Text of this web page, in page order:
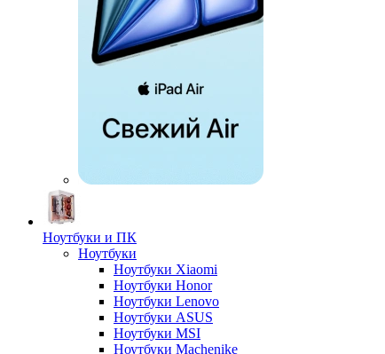
Ноутбуки и ПК
Ноутбуки
Ноутбуки Xiaomi
Ноутбуки Honor
Ноутбуки Lenovo
Ноутбуки ASUS
Ноутбуки MSI
Ноутбуки Machenike